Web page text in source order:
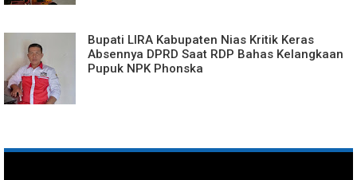
Bupati LIRA Kabupaten Nias Kritik Keras
Absennya DPRD Saat RDP Bahas Kelangkaan
Pupuk NPK Phonska